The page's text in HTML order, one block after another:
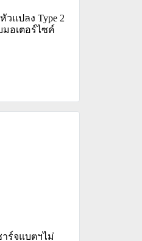
วแปลง Type 2
อเตอร์ไซค์
ร์จแบตฯไม่